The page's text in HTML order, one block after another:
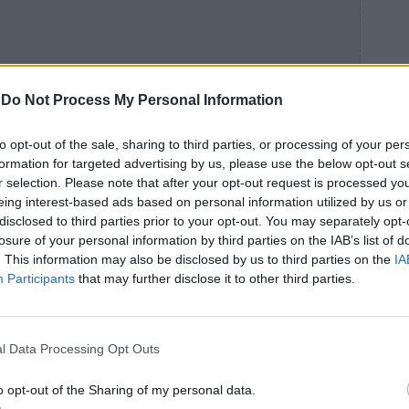
Do Not Process My Personal Information
opt-out of the sale, sharing to third parties, or processing of your
for targeted advertising by us, please use the below opt-out
selection. Please note that after your opt-out request is processed
interest-based ads based on personal information utilized by us
to third parties prior to your opt-out. You may separately
of your personal information by third parties on the IAB’s list of
This information may also be disclosed by us to third parties on the
Participants that may further disclose it to other third parties.
Data Processing Opt Outs
opt-out of the Sharing of my personal data.
δεν είναι καλοί για εσένα και με τους
ζωή είναι πολύ μικρή για ανούσιες
μετά το άλλο είναι επειδή έχεις
που πάντα λες ότι θα επισκεφθείς